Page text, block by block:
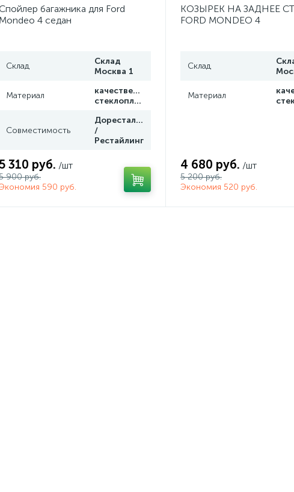
багажника для Ford
Mondeo 4 седан
Склад
Склад
Москва 1
Материал
качественный
стеклопластик
Совместимость
Доресталинг
/
Рестайлинг
5 310 руб. /шт
900 руб.
590 руб.
КОЗЫРЕК НА ЗАДНЕЕ
FORD MONDEO 4
Склад
Материал
4 680 руб. /шт
5 200 руб.
Экономия 520 руб.